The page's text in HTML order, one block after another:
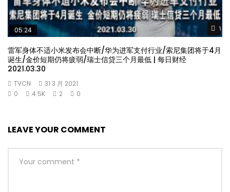
05:24
雷军身体不适小米发布会中断/华为进军支付行业/索尼集团将于4月
诞生/金价短期仍将疲弱/瑞士信贷三个月最低 | 每日财经
2021.03.30
TVCN
31 3 月 2021
0
4.5K 2 0
LEAVE YOUR COMMENT